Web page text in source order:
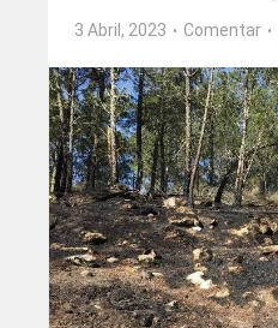
3 Abril, 2023 Comentar